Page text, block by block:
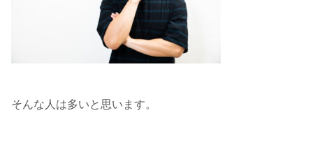
そんな人は多いと思います。